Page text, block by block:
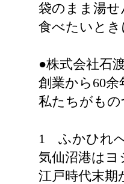
袋のまま湯せ
食べたいとき
●株式会社石
創業から60
私たちがも
1 ふかひれ
気仙沼港はヨ
江戸時代末期